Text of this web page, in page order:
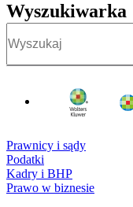
Wyszukiwarka
Prawnicy i sądy
Podatki
Kadry i BHP
Prawo w biznesie